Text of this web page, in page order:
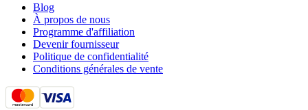
Blog
À propos de nous
Programme d'affiliation
Devenir fournisseur
Politique de confidentialité
Conditions générales de vente